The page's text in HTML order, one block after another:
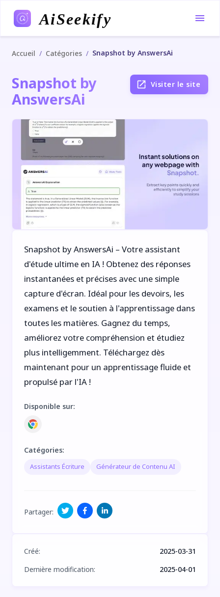
AiSeekify
Accueil / Catégories / Snapshot by AnswersAi
Snapshot by
AnswersAi
Visiter le site
Snapshot by AnswersAi – Votre assistant
d'étude ultime en IA ! Obtenez des réponses
instantanées et précises avec une simple
capture d'écran. Idéal pour les devoirs, les
examens et le soutien à l'apprentissage dans
toutes les matières. Gagnez du temps,
améliorez votre compréhension et étudiez
plus intelligemment. Téléchargez dès
maintenant pour un apprentissage fluide et
propulsé par l'IA !
Disponible sur:
Catégories:
Assistants Écriture Générateur de Contenu AI
Partager:
Créé:
2025-03-31
Dernière modification: 2025-04-01